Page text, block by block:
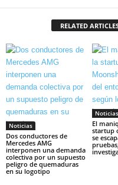
RELATED
Noticias
Dos conductores de
Mercedes AMG
interponen una demanda
colectiva por un supuesto
peligro de quemaduras
en su logotipo
Noticias
El
startup
se